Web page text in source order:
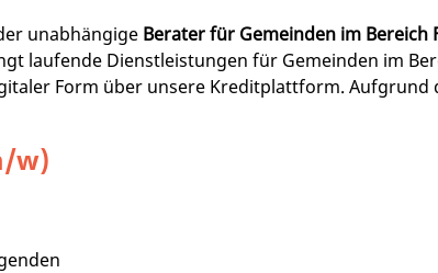
unabhängige Berater für Gemeinden im Bereich
laufende Dienstleistungen für Gemeinden im
Form über unsere Kreditplattform. Aufgrund
w)